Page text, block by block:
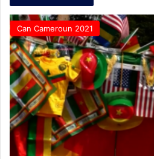
Can Cameroun 2021